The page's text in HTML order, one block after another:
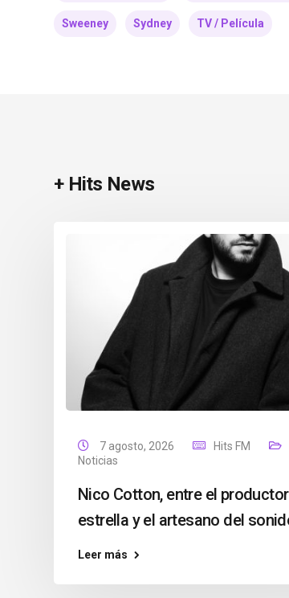
Sweeney Sydney TV / Película
+ Hits News
7 agosto, 2026
Hits FM
Noticias
Nico Cotton, entre el productor
estrella y el artesano del
Leer más